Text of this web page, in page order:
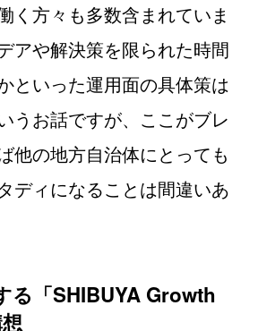
く方々も多数含まれていま
アや解決策を限られた時間
といった運用面の具体策は
うお話ですが、ここがブレ
他の地方自治体にとっても
ディになることは間違いあ
る「SHIBUYA Growth